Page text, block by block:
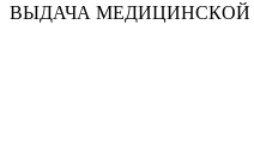
ВЫДАЧА МЕДИЦИНСКОЙ